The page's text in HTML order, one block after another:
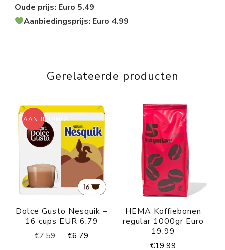
Oude prijs: Euro 5.49
Aanbiedingsprijs: Euro 4.99
Gerelateerde producten
AANBIEDING!
Dolce Gusto Nesquik –
16 cups EUR 6.79
€7.59
Oorspronkelijke
€6.79
HEMA Koffiebonen
regular 1000gr Euro
19.99
€19.99